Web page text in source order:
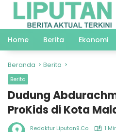
Langsung
Home
Berita Ekonomi
Beranda Berita
Berita
Dudung
ProKids di Kota
Redaktur Liputan9.co
1